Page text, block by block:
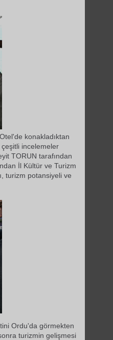
konakladıktan
incelemeler
TORUN tarafından
İl Kültür ve Turizm
turizm potansiyeli ve
Ordu'da görmekten
turizmin gelişmesi